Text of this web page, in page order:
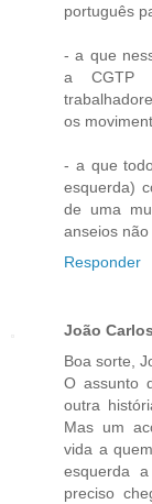
português
- a que
a CGTP
os
- a que
esquerda)
de uma
anseios não
Responder
João
Boa sorte,
O assunto
outra
Mas um
vida a
esquerda
preciso